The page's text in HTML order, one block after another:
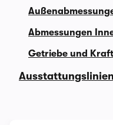
Abmessungen
Getriebe und